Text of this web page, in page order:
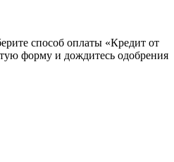
способ оплаты «Кредит от
форму и дождитесь одобрения